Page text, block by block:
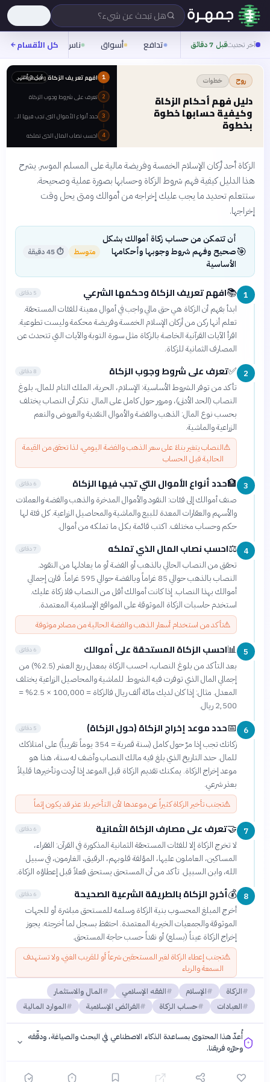
هل تبحث عن شيء؟
آخر تحديثقبل 7 دقائق تدافع أسواق ناس روح
كل الأقسام
روح خطوات
دليل فهم أحكام الزكاة
وكيفية حسابها خطوة
بخطوة
قبل 3 أشهر 1 افهم تعريف الزكاة وحكمها الشرعي
2 تعرف على شروط وجوب الزكاة
3 حدد أنواع الأموال التي تجب فيها الزكاة
4 احسب نصاب المال الذي تملكه
الزكاة أحد أركان الإسلام الخمسة وفريضة مالية على المسلم الموسر. يشرح
هذا الدليل كيفية فهم شروط الزكاة وحسابها بصورة عملية وصحيحة.
ستتعلم تحديد ما يجب عليك إخراجه من أموالك ومتى يحل وقت
إخراجها.
🎯
أن تتمكن من حساب زكاة أموالك بشكل
صحيح وفهم شروط وجوبها وأحكامها
الأساسية
متوسط ⏱45 دقيقة
1
📚افهم تعريف الزكاة وحكمها الشرعي 5 دقائق
ابدأ بفهم أن الزكاة هي حق مالي واجب في أموال معينة للفئات المستحقة.
تعلم أنها ركن من أركان الإسلام الخمسة وفريضة محكمة وليست تطوعية.
اقرأ الآيات القرآنية الخاصة بالزكاة مثل سورة التوبة والآيات التي تتحدث عن
المصارف الثمانية للزكاة.
2
✅تعرف على شروط وجوب الزكاة 8 دقائق
تأكد من توفر الشروط الأساسية: الإسلام، الحرية، الملك التام للمال، بلوغ
النصاب (الحد الأدنى)، ومرور حول كامل على المال. تذكر أن النصاب يختلف
بحسب نوع المال: الذهب والفضة والأموال النقدية والعروض والنعم
الزراعية والماشية.
⚠️النصاب يتغير بناءً على سعر الذهب والفضة اليومي، لذا تحقق من القيمة
الحالية قبل الحساب
3
🏦حدد أنواع الأموال التي تجب فيها الزكاة 6 دقائق
صنف أموالك إلى فئات: النقود والأموال المدخرة والذهب والفضة والعملات
والأسهم والعقارات المعدة للبيع والماشية والمحاصيل الزراعية. كل فئة لها
حكم وحساب مختلف. اكتب قائمة بكل ما تملكه من أموال.
4
⚖️احسب نصاب المال الذي تملكه 7 دقائق
تحقق من النصاب الحالي بالذهب أو الفضة أو ما يعادلها من النقود.
النصاب بالذهب حوالي 85 غراماً وبالفضة حوالي 595 غراماً. قارن إجمالي
أموالك بهذا النصاب. إذا كانت أموالك أقل من النصاب فلا زكاة عليك.
استخدم حاسبات الزكاة الموثوقة على المواقع الإسلامية المعتمدة.
⚠️تأكد من استخدام أسعار الذهب والفضة الحالية من مصادر موثوقة
5
📊احسب الزكاة المستحقة على أموالك 6 دقائق
بعد التأكد من بلوغ النصاب، احسب الزكاة بمعدل ربع العشر (2.5%) من
إجمالي المال الذي توفرت فيه الشروط. للماشية والمحاصيل الزراعية يختلف
المعدل. مثال: إذا كان لديك مائة ألف ريال فالزكاة = 100,000 × 2.5% =
2,500 ريال.
6
📅حدد موعد إخراج الزكاة (حول الزكاة) 5 دقائق
زكاتك تجب إذا مرّ حول كامل (سنة قمرية = 354 يوماً تقريباً) على امتلاكك
للمال. حدد التاريخ الذي بلغ فيه مالك النصاب وأضف له سنة، هذا هو
موعد إخراج الزكاة. يمكنك تقديم الزكاة قبل الموعد إذا أردت وتأخيرها قليلاً
بعذر شرعي.
⚠️تجنب تأخير الزكاة كثيراً عن موعدها لأن التأخير بلا عذر قد يكون إثماً
7
🤝تعرف على مصارف الزكاة الثمانية 6 دقائق
لا تخرج الزكاة إلا للفئات المستحقة الثمانية المذكورة في القرآن: الفقراء،
المساكين، العاملون عليها، المؤلفة قلوبهم، الرقيق، الغارمون، في سبيل
الله، وابن السبيل. تأكد من أن المستحق يستحق فعلاً قبل إعطاؤه الزكاة.
8
💰أخرج الزكاة بالطريقة الشرعية الصحيحة 6 دقائق
أخرج المبلغ المحسوب بنية الزكاة وسلمه للمستحق مباشرة أو للجهات
الموثوقة والجمعيات الخيرية المعتمدة. احتفظ بسجل لما أخرجته. يجوز
إخراج الزكاة عيناً (بسلع) أو نقداً حسب حاجة المستحق.
⚠️تجنب إعطاء الزكاة لغير المستحقين شرعاً أو للقريب الغني، ولا تستهدف
السمعة والرياء
الزكاة
الإسلام الفقه الإسلامي
المال والاستثمار
العبادات
حساب الزكاة الفرائض الإسلامية الموارد المالية
أُعدّ هذا المحتوى بمساعدة الذكاء الاصطناعي في البحث والصياغة، ودقّقه
وحرّره فريقنا.